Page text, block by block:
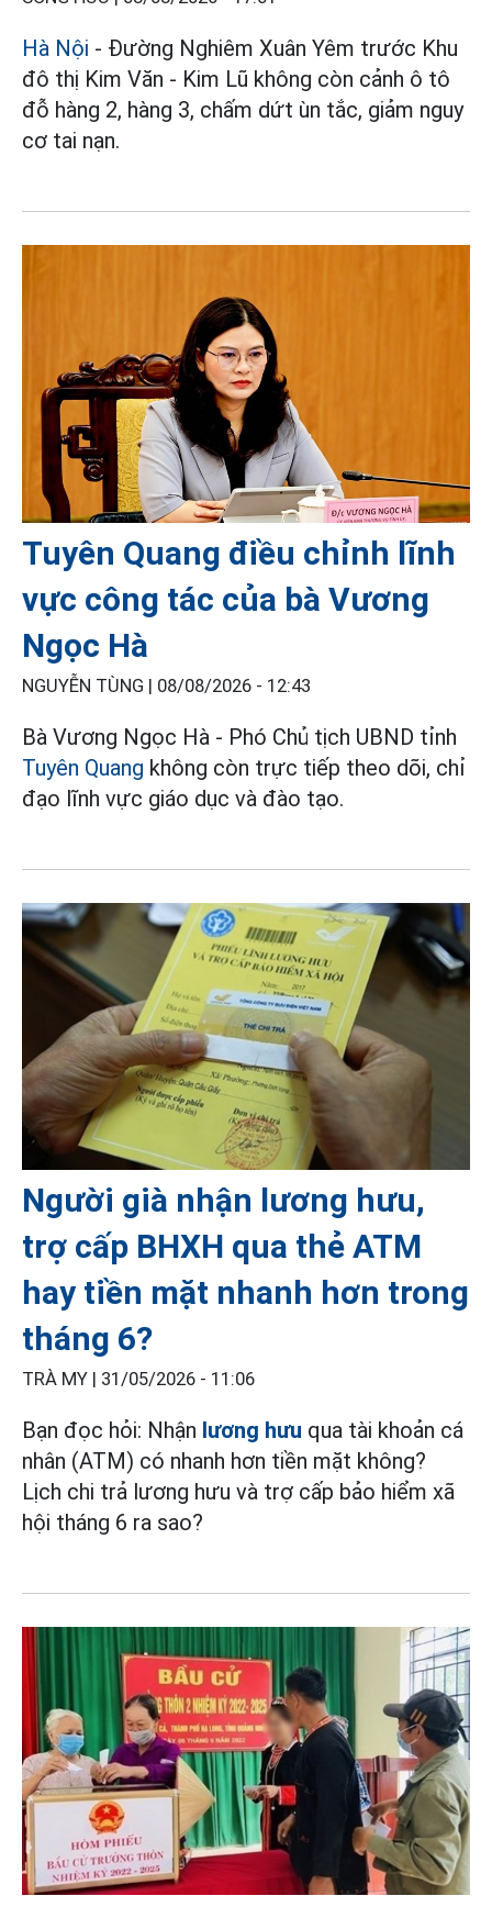
Hà Nội - Đường Nghiêm Xuân Yêm trước Khu
đô thị Kim Văn - Kim Lũ không còn cảnh ô tô
đỗ hàng 2, hàng 3, chấm dứt ùn tắc, giảm nguy
cơ tai nạn.
Tuyên Quang điều chỉnh lĩnh
vực công tác của bà Vương
Ngọc Hà
NGUYỄN TÙNG | 08/08/2026 - 12:43
Bà Vương Ngọc Hà - Phó Chủ tịch UBND tỉnh
Tuyên Quang không còn trực tiếp theo dõi, chỉ
đạo lĩnh vực giáo dục và đào tạo.
Người già nhận lương hưu,
trợ cấp BHXH qua thẻ ATM
hay tiền mặt nhanh hơn trong
tháng 6?
TRÀ MY | 31/05/2026 - 11:06
Bạn đọc hỏi: Nhận lương hưu qua tài khoản cá
nhân (ATM) có nhanh hơn tiền mặt không?
Lịch chi trả lương hưu và trợ cấp bảo hiểm xã
hội tháng 6 ra sao?